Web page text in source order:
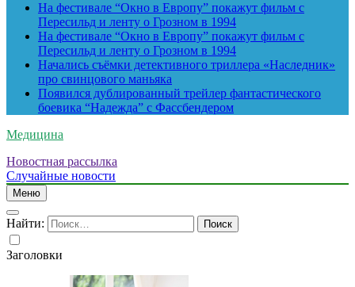
На фестивале “Окно в Европу” покажут фильм с
Пересильд и ленту о Грозном в 1994
На фестивале “Окно в Европу” покажут фильм с
Пересильд и ленту о Грозном в 1994
Начались съёмки детективного триллера «Наследник»
про свинцового маньяка
Появился дублированный трейлер фантастического
боевика “Надежда” с Фассбендером
Медицина
Новостная рассылка
Случайные новости
Меню
Найти:
Заголовки